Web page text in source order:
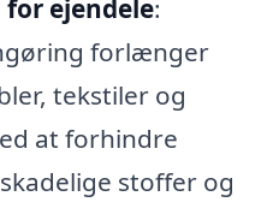
ejendele:
forlænger
tekstiler og
at forhindre
stoffer og